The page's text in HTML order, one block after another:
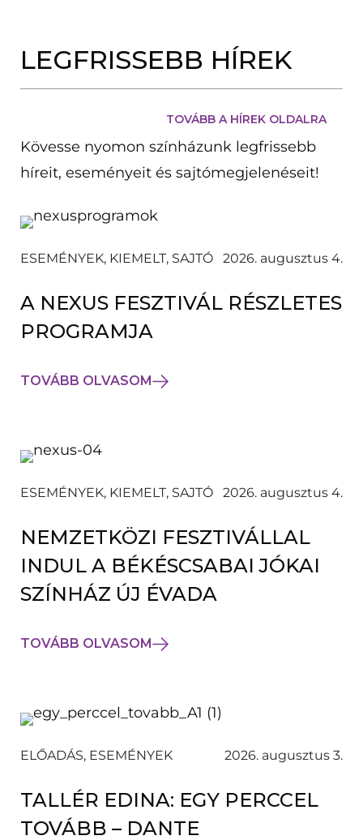
LEGFRISSEBB HÍREK
Kövesse nyomon színházunk legfrissebb
híreit, eseményeit és sajtómegjelenéseit!
TOVÁBB A HÍREK OLDALRA
ESEMÉNYEK, KIEMELT, SAJTÓ 2026. augusztus 4.
A NEXUS FESZTIVÁL RÉSZLETES
PROGRAMJA
TOVÁBB OLVASOM
ESEMÉNYEK, KIEMELT, SAJTÓ 2026. augusztus 4.
NEMZETKÖZI FESZTIVÁLLAL
INDUL A BÉKÉSCSABAI JÓKAI
SZÍNHÁZ ÚJ ÉVADA
TOVÁBB OLVASOM
ELŐADÁS, ESEMÉNYEK 2026. augusztus 3.
TALLÉR EDINA: EGY PERCCEL
TOVÁBB – DANTE